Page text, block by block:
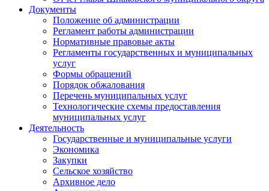
Документы
Положение об администрации
Регламент работы администрации
Нормативные правовые акты
Регламенты государственных и муниципальных
услуг
Формы обращений
Порядок обжалования
Перечень муниципальных услуг
Технологические схемы предоставления
муниципальных услуг
Деятельность
Государственные и муниципальные услуги
Экономика
Закупки
Сельское хозяйство
Архивное дело